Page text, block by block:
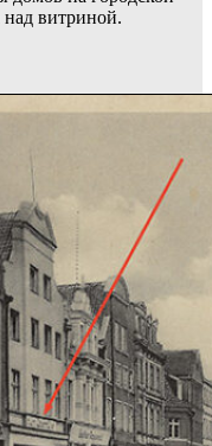
над витриной.